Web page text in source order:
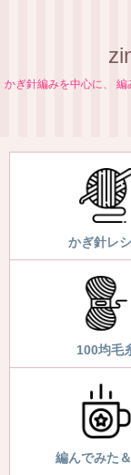
かぎ針編みを中心に、
かぎ針レ
100均毛
編んでみた